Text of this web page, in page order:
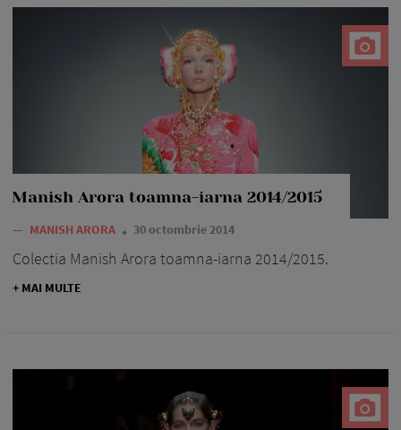
Manish Arora toamna-iarna 2014/2015
— MANISH ARORA 30 octombrie 2014
Colectia Manish Arora toamna-iarna 2014/2015.
+ MAI MULTE